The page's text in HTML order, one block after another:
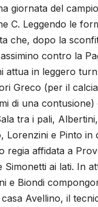
giornata del
C. Leggendo le
che, dopo la
contro la
attua in leggero
Greco (per il
di una contusione)
tra i pali, Albertini,
Lorenzini e Pinto in
regia affidata a
Simonetti ai lati. In
e Biondi
Avellino, il